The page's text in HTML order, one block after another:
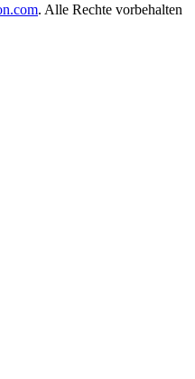
. Alle Rechte vorbehalten